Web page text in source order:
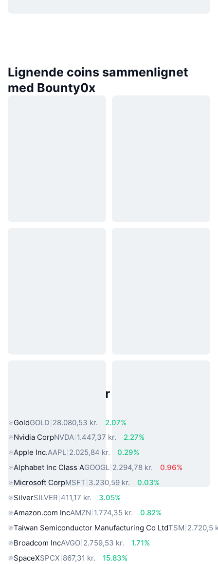
Lignende coins sammenlignet
med Bounty0x
Populære aktiver fra den virkelige
GoldGOLD 28.080,53 kr.
2.07%
Nvidia CorpNVDA 1.447,37 kr.
2.27%
Apple Inc.AAPL 2.025,84 kr.
0.29%
Alphabet Inc Class AGOOGL 2.294,78 kr.
0.96%
Microsoft CorpMSFT 3.230,59 kr.
0.03%
SilverSILVER 411,17 kr.
3.05%
Amazon.com IncAMZN 1.774,35 kr.
0.82%
Taiwan Semiconductor Manufacturing Co LtdTSM 2.720,5
Broadcom IncAVGO 2.759,53 kr.
1.71%
SpaceXSPCX 867,31 kr.
15.83%